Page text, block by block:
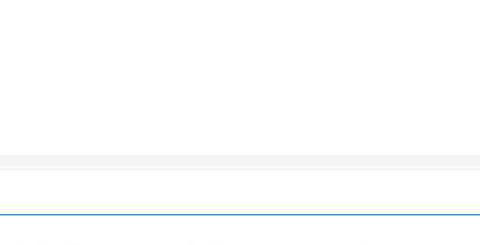
qua Wifi. Giúp người dùng dễ dàng giám sát nhiệt độ, tiến trình nung
thời. Ngoài ra app còn gửi thông báo khi kết thúc chu trình nung để